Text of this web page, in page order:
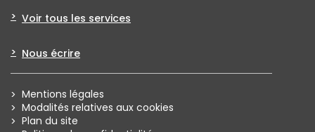
Voir tous les services
Nous écrire
Mentions légales
Modalités relatives aux cookies
Plan du site